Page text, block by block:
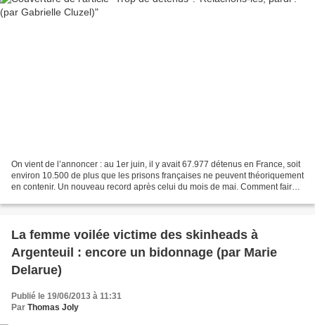
On vient de l’annoncer : au 1er juin, il y avait 67.977 détenus en France, soit
environ 10.500 de plus que les prisons françaises ne peuvent théoriquement
en contenir. Un nouveau record après celui du mois de mai. Comment faire
La femme voilée victime des skinheads à
Argenteuil : encore un bidonnage (par Marie
Delarue)
Publié le 19/06/2013 à 11:31
Par Thomas Joly